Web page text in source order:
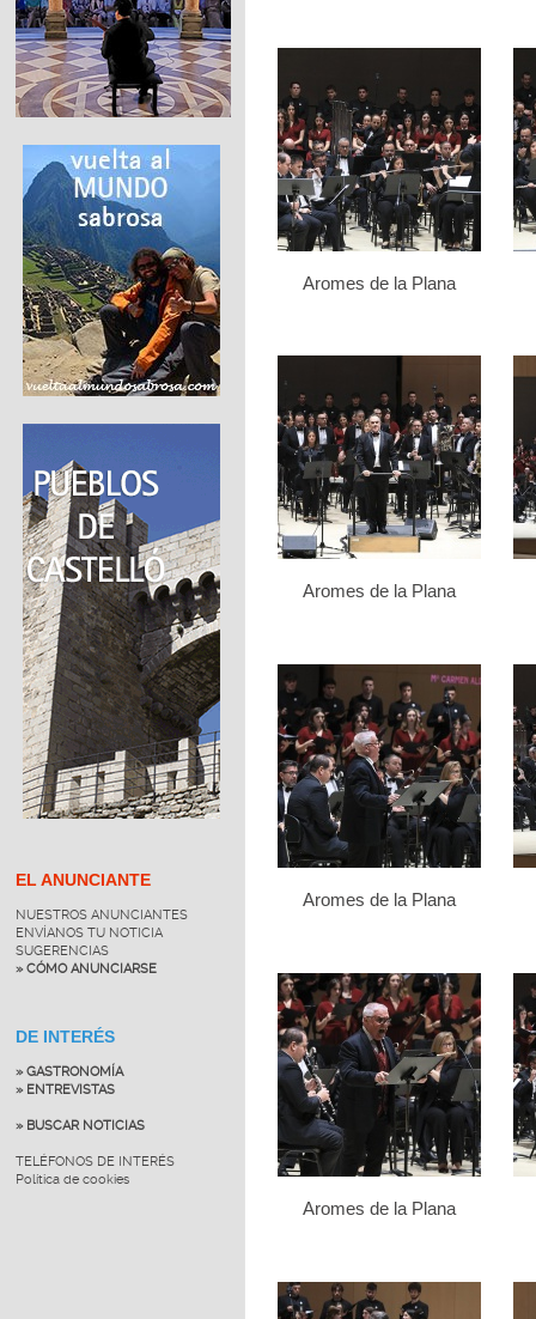
EL ANUNCIANTE
NUESTROS ANUNCIANTES
ENVÍANOS TU NOTICIA
SUGERENCIAS
» CÓMO ANUNCIARSE
DE INTERÉS
» GASTRONOMÍA
» ENTREVISTAS
» BUSCAR NOTICIAS
TELÉFONOS DE INTERÉS
Política de cookies
Aromes de la Plana
Aromes de la Plana
Aromes de la Plana
Aromes de la Plana